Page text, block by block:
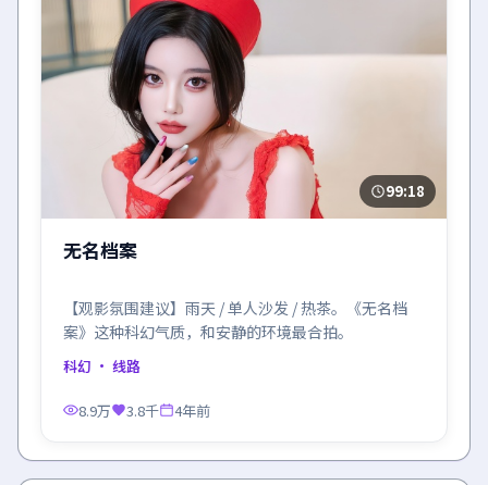
99:18
无名档案
【观影氛围建议】雨天 / 单人沙发 / 热茶。《无名档
案》这种科幻气质，和安静的环境最合拍。
科幻 · 线路
8.9万 3.8千 4年前